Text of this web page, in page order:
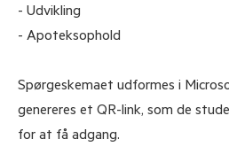
- Udvikling
- Apoteksophold
Spørgeskemaet udformes i
genereres et QR-link, som de
for at få adgang.